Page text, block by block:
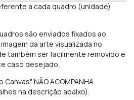
a cada quadro (unidade)
são enviados fixados ao
da arte visualizada no
também ser facilmente removido e
caso desejado.
NÃO ACOMPANHA
na descrição abaixo).